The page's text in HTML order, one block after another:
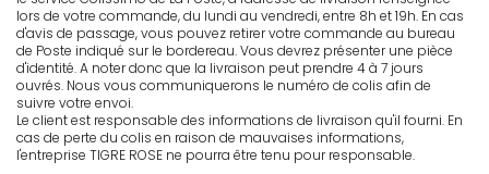
lors de votre commande, du lundi au vendredi, entre 8h et 19h. En cas
d'avis de passage, vous pouvez retirer votre commande au bureau
de Poste indiqué sur le bordereau. Vous devrez présenter une pièce
d'identité. A noter donc que la livraison peut prendre 4 à 7 jours
ouvrés. Nous vous communiquerons le numéro de colis afin de
suivre votre envoi.
Le client est responsable des informations de livraison qu'il fourni. En
cas de perte du colis en raison de mauvaises informations,
l'entreprise TIGRE ROSE ne pourra être tenu pour responsable.